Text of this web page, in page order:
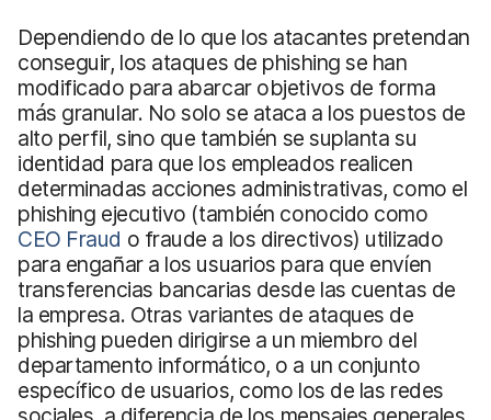
Dependiendo de lo que los atacantes pretendan
conseguir, los ataques de phishing se han
modificado para abarcar objetivos de forma
más granular. No solo se ataca a los puestos de
alto perfil, sino que también se suplanta su
identidad para que los empleados realicen
determinadas acciones administrativas, como el
phishing ejecutivo (también conocido como
CEO Fraud o fraude a los directivos) utilizado
para engañar a los usuarios para que envíen
transferencias bancarias desde las cuentas de
la empresa. Otras variantes de ataques de
phishing pueden dirigirse a un miembro del
departamento informático, o a un conjunto
específico de usuarios, como los de las redes